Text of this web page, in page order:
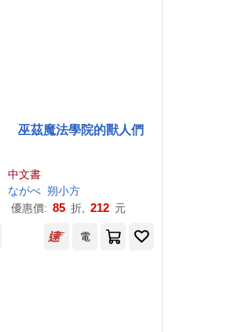
巫茲魔法學院的獸人們
中文書
ながべ 朔小方
優惠價: 85 折, 212 元
電